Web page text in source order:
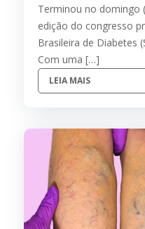
Terminou no domingo
edição do congresso
Brasileira de Diabetes
Com uma […]
LEIA MAIS